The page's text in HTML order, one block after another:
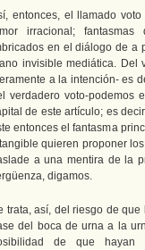
entonces, el llamado
irracional;
en el diálogo de a
invisible mediática. Del
a la intención- es
verdadero voto-podemos
de este artículo; es
entonces el fantasma
quieren proponer
a una mentira de la
digamos.
trata, así, del riesgo de
del boca de urna a la
de que